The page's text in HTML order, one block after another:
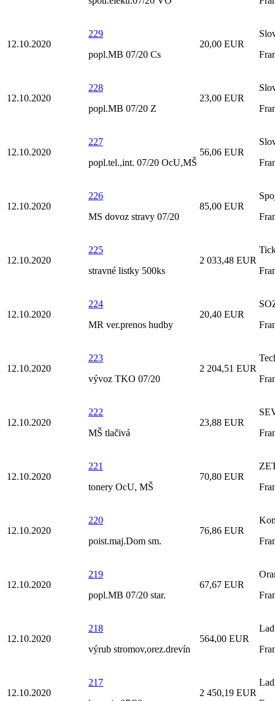
12.10.2020
229
popl.MB 07/20 Cs
20,00 EUR
12.10.2020
228
popl.MB 07/20 Z
23,00 EUR
12.10.2020
227
popl.tel.,int. 07/20 OcU,MŠ
56,06 EUR
12.10.2020
226
MS dovoz stravy 07/20
85,00 EUR
12.10.2020
225
stravné listky 500ks
2 033,48 EUR
12.10.2020
224
MR ver.prenos hudby
20,40 EUR
12.10.2020
223
vývoz TKO 07/20
2 204,51 EUR
12.10.2020
222
MŠ tlačivá
23,88 EUR
12.10.2020
221
tonery OcU, MŠ
70,80 EUR
12.10.2020
220
poist.maj.Dom sm.
76,86 EUR
12.10.2020
219
popl.MB 07/20 star.
67,67 EUR
12.10.2020
218
výrub stromov,orez.drevín
564,00 EUR
12.10.2020
217
2 450,19 EUR